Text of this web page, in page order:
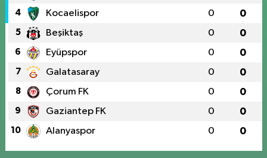
4 Kocaelispor 0 0
5 Beşiktaş 0 0
6 Eyüpspor 0 0
7 Galatasaray 0 0
8 Çorum FK 0 0
9 Gaziantep FK 0 0
10 Alanyaspor 0 0